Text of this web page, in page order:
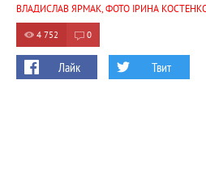
ВЛАДИСЛАВ ЯРМАК, ФОТО ІРИНА
4 752 0
Лайк Твит